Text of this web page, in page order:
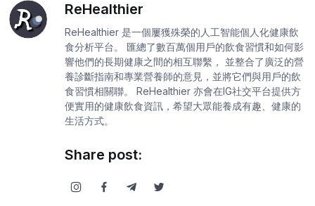
ReHealthier
ReHealthier 是一個屢獲殊榮的人工智能個人化健康飲
食分析平台。 匯總了數百萬個用戶的飲食習慣和如何影
響他們的長期健康之間的相互聯繫， 並整合了廣泛的營
養診斷指南和專業營養師的意見，並將它們與用戶的飲
食習慣相關聯。 ReHealthier 亦會在IG社交平台提供方
便實用的健康飲食資訊，希望大眾能養成有趣、健康的
生活方式。
Share post: